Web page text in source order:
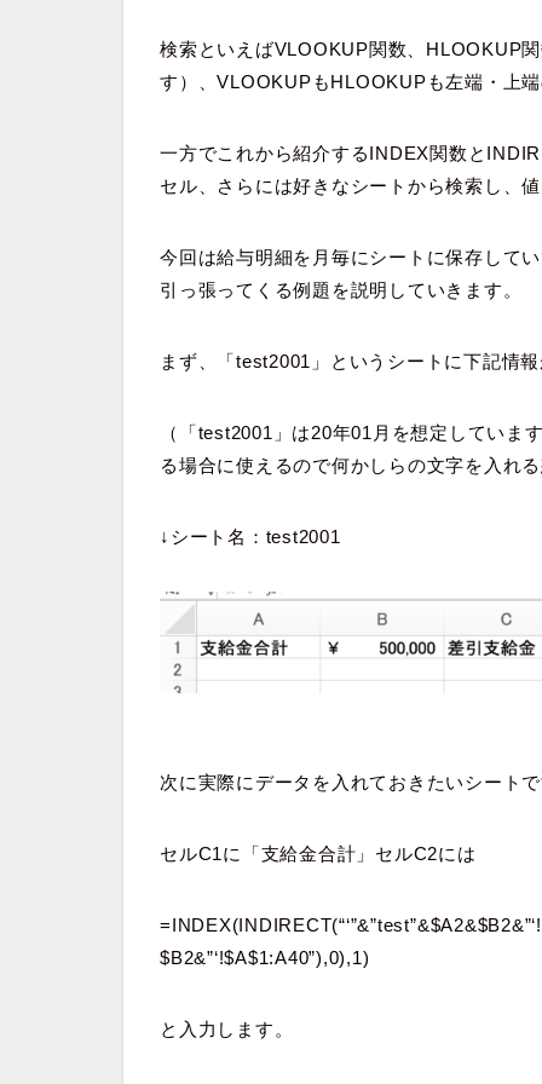
検索といえばVLOOKUP関数、HLOOKUP
す）、VLOOKUPもHLOOKUPも左端・上
一方でこれから紹介するINDEX関数と
セル、さらには好きなシートから検索し
、
今回は給与明細を月毎にシートに保存して
引っ張ってくる例題を説明していきます。
まず、「test2001」というシートに下記情
（「test2001」は20年01月を想定してい
る場合に使えるので何かしらの文字を入れ
↓シート名：test2001
次に実際にデータを入れておきたいシート
セルC1に「支給金合計」セルC2には
$B2&”‘!$A$1:A40”),0),1)
と入力します。